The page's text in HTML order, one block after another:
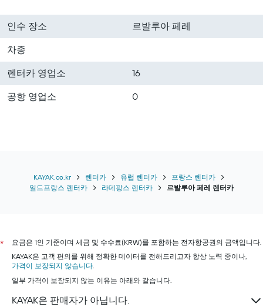
인수 장소
르발루아 페레
차종
렌터카 영업소
16
공항 영업소
0
KAYAK.co.kr 렌터카 유럽 렌터카
프랑스 렌터카
일드프랑스 렌터카
라데팡스 렌터카 르발루아 페레 렌터카
*
요금은 1인 기준이며 세금 및 수수료(KRW)를 포함하는 전자항공권의 금액입니다.
KAYAK은 고객 편의를 위해 정확한 데이터를 전해드리고자 항상 노력 중이나,
가격이 보장되지 않습니다
일부 가격이 보장되지 않는 이유는 아래와 같습니다.
KAYAK은 판매자가 아닙니다.